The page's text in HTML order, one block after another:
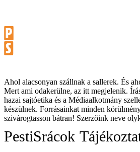
Ahol alacsonyan szállnak a sallerek. És
Mert ami odakerülne, az itt megjelenik.
hazai sajtóetika és a Médiaalkotmány
készülnek. Forrásainkat minden
szivárogtasson bátran! Szerzőink neve
PestiSrácok